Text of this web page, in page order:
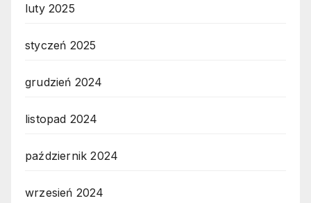
luty 2025
styczeń 2025
grudzień 2024
listopad 2024
październik 2024
wrzesień 2024